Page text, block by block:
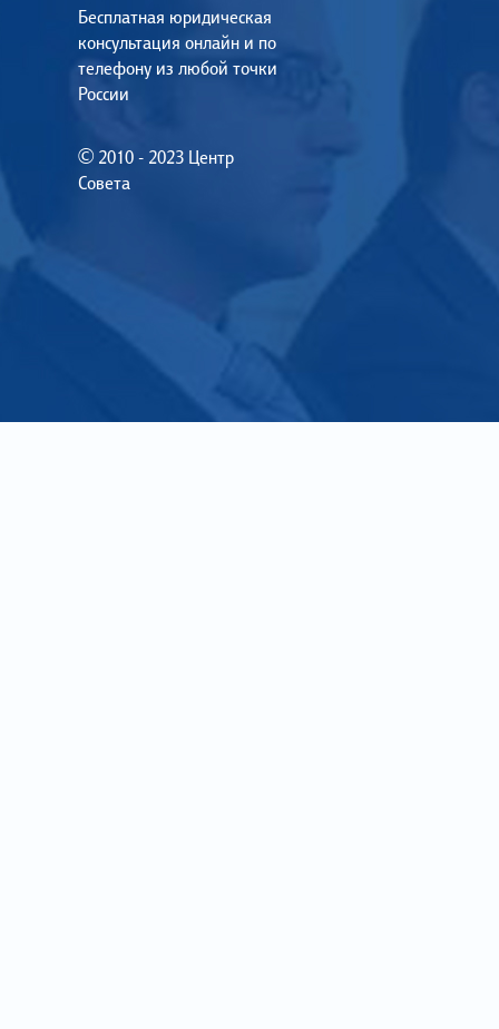
Бесплатная юридическая
консультация онлайн и по
телефону из любой точки
России
© 2010 - 2023 Центр
Совета